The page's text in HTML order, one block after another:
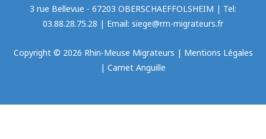
3 rue Bellevue - 67203 OBERSCHAEFFOLSHEIM | Tel:
03.88.28.75.28 | Email: siege@rm-migrateurs.fr
Copyright © 2026 Rhin-Meuse Migrateurs | Mentions Légales
| Carnet Anguille